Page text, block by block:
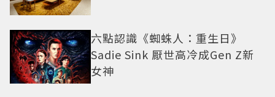
六點認識《蜘蛛人：重生日》
Sadie Sink 厭世高冷成Gen Z新
女神